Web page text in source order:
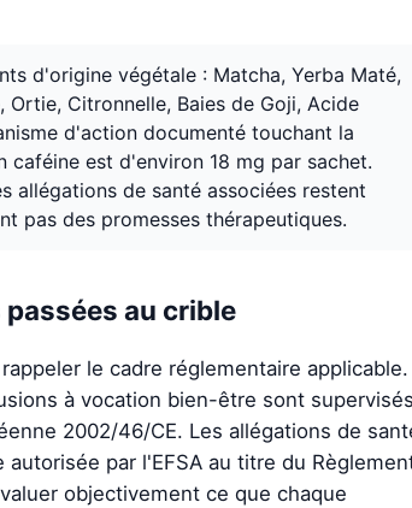
d'origine végétale : Matcha, Yerba Maté,
Ortie, Citronnelle, Baies de Goji, Acide
d'action documenté touchant la
caféine est d'environ 18 mg par sachet.
allégations de santé associées restent
pas des promesses thérapeutiques.
au crible
le cadre réglementaire applicable.
à vocation bien-être sont supervisés
2002/46/CE. Les allégations de
par l'EFSA au titre du
objectivement ce que chaque